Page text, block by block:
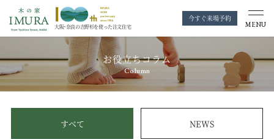
大阪・奈良の吉野杉を使った注文住宅
今すぐ来場予約
MENU
お役立ちコラム
Column
すべて NEWS